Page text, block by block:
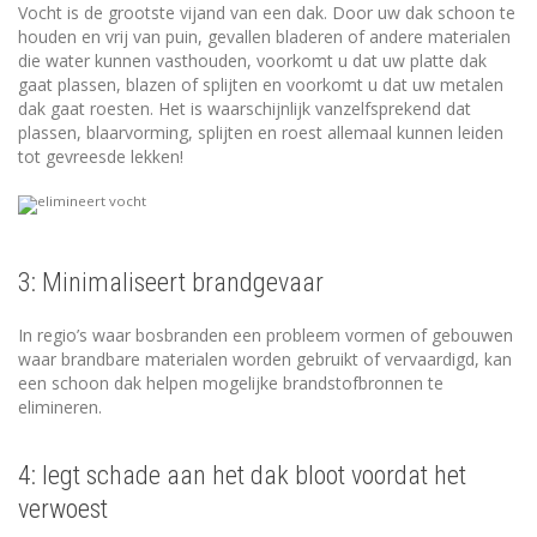
Vocht is de grootste vijand van een dak. Door uw dak schoon te
houden en vrij van puin, gevallen bladeren of andere materialen
die water kunnen vasthouden, voorkomt u dat uw platte dak
gaat plassen, blazen of splijten en voorkomt u dat uw metalen
dak gaat roesten. Het is waarschijnlijk vanzelfsprekend dat
plassen, blaarvorming, splijten en roest allemaal kunnen leiden
tot gevreesde lekken!
3: Minimaliseert brandgevaar
In regio’s waar bosbranden een probleem vormen of gebouwen
waar brandbare materialen worden gebruikt of vervaardigd, kan
een schoon dak helpen mogelijke brandstofbronnen te
elimineren.
4: legt schade aan het dak bloot voordat het
verwoest